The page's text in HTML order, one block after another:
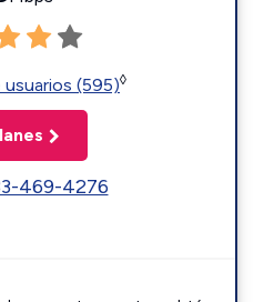
(595)◊
469-4276